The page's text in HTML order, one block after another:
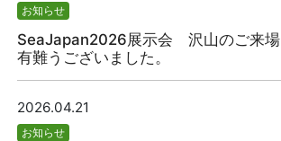
お知らせ
SeaJapan2026展示会 沢山のご来場
有難うございました。
2026.04.21
お知らせ